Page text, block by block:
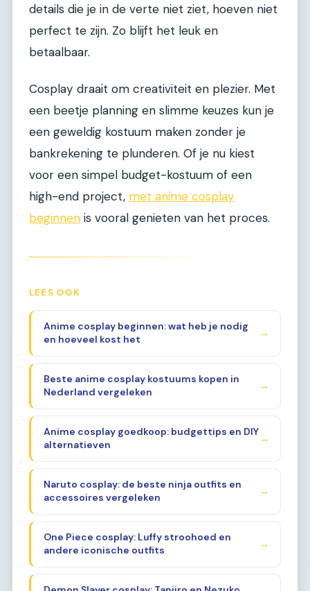
details die je in de verte niet ziet, hoeven niet
perfect te zijn. Zo blijft het leuk en
betaalbaar.
Cosplay draait om creativiteit en plezier. Met
een beetje planning en slimme keuzes kun je
een geweldig kostuum maken zonder je
bankrekening te plunderen. Of je nu kiest
voor een simpel budget-kostuum of een
high-end project, met anime cosplay
beginnen is vooral genieten van het proces.
LEES OOK
Anime cosplay beginnen: wat heb je nodig
en hoeveel kost het
→
Beste anime cosplay kostuums kopen in
Nederland vergeleken
→
Anime cosplay goedkoop: budgettips en DIY
alternatieven
→
Naruto cosplay: de beste ninja outfits en
accessoires vergeleken
→
One Piece cosplay: Luffy stroohoed en
andere iconische outfits
→